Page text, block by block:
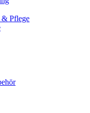
& Pflege